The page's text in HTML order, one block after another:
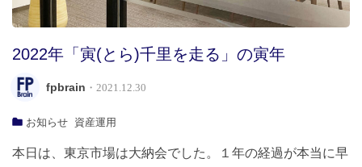
2022年「寅(とら)千里を走る」の寅年
fpbrain ・2021.12.30
お知らせ 資産運用
本日は、東京市場は大納会でした。１年の経過が本当に早